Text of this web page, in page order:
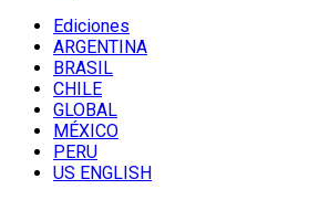
Ediciones
ARGENTINA
BRASIL
CHILE
GLOBAL
MÉXICO
PERU
US ENGLISH